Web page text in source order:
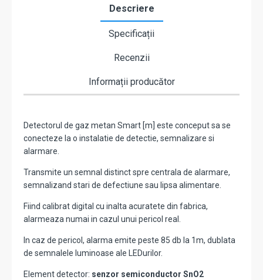
Descriere
Specificații
Recenzii
Informații producător
Detectorul de gaz metan Smart [m] este conceput sa se
conecteze la o instalatie de detectie, semnalizare si
alarmare.
Transmite un semnal distinct spre centrala de alarmare,
semnalizand stari de defectiune sau lipsa alimentare.
Fiind calibrat digital cu inalta acuratete din fabrica,
alarmeaza numai in cazul unui pericol real.
In caz de pericol, alarma emite peste 85 db la 1m, dublata
de semnalele luminoase ale LEDurilor.
Element detector: senzor semiconductor SnO2